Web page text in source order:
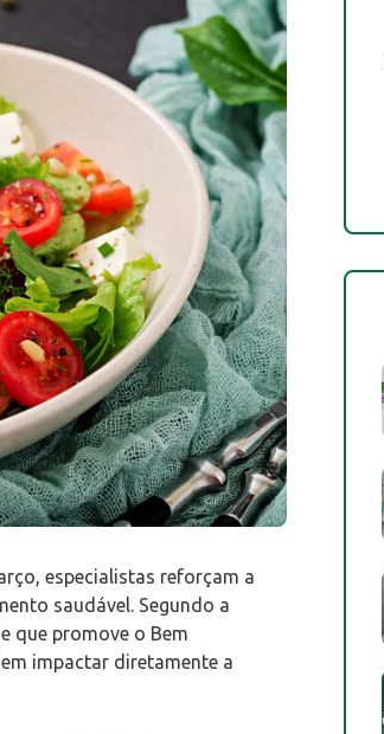
especialistas reforçam a
saudável. Segundo a
que promove o Bem
impactar diretamente a